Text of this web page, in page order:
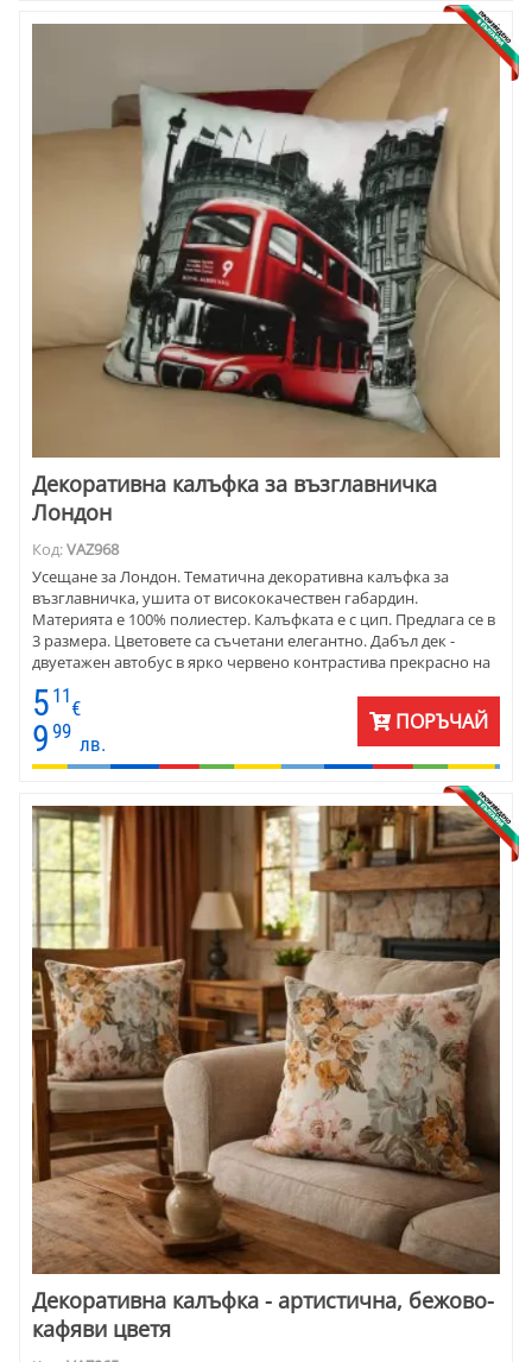
Декоративна калъфка за възглавничка
Лондон
Код:VAZ968
Усещане за Лондон. Тематична декоративна калъфка за
възглавничка, ушита от висококачествен габардин.
Материята е 100% полиестер. Калъфката е с цип. Предлага се в
3 размера. Цветовете са съчетани елегантно. Дабъл дек -
двуетажен автобус в ярко червено контрастива прекрасно на
фона, напомнящ Лпндонската атмосфера.
5 11
€
9 99
лв.
ПОРЪЧАЙ
Декоративна калъфка - артистична, бежово-
кафяви цветя